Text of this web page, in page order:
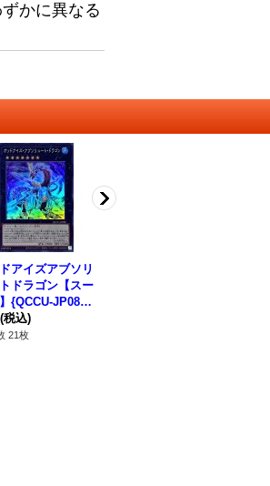
かに異なる
アイズアブソリ
ドラゴン【スー
{QCCU-JP088}
シーズ》
(税込)
21枚